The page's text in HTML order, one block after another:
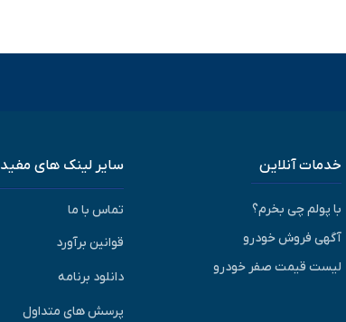
خدمات آنلاین
با پولم چی بخرم؟
آگهی فروش خودرو
لیست قیمت صفر خودرو
سایر لینک های مفید
تماس با ما
قوانین برآورد
دانلود برنامه
پرسش های متداول